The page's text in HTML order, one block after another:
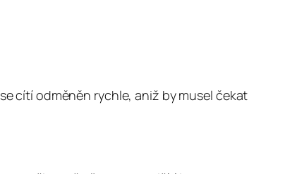
cítí odměněn rychle, aniž by musel čekat